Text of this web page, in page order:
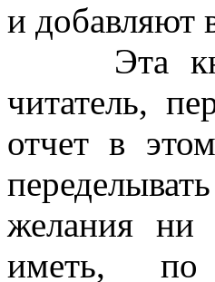
и добавляют
Эта
читатель,
отчет в
желания ни
иметь,